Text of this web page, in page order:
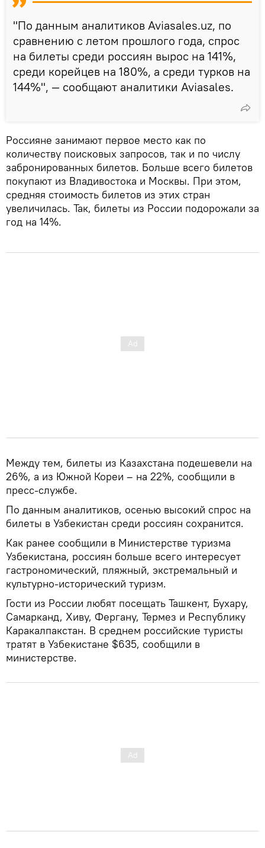
"По данным аналитиков Aviasales.uz, по
сравнению с летом прошлого года, спрос
на билеты среди россиян вырос на 141%,
среди корейцев на 180%, а среди турков на
144%", — сообщают аналитики Aviasales.
Россияне занимают первое место как по
количеству поисковых запросов, так и по числу
забронированных билетов. Больше всего билетов
покупают из Владивостока и Москвы. При этом,
средняя стоимость билетов из этих стран
увеличилась. Так, билеты из России подорожали за
год на 14%.
Между тем, билеты из Казахстана подешевели на
26%, а из Южной Кореи – на 22%, сообщили в
пресс-службе.
По данным аналитиков, осенью высокий спрос на
билеты в Узбекистан среди россиян сохранится.
Как ранее сообщили в Министерстве туризма
Узбекистана, россиян больше всего интересует
гастрономический, пляжный, экстремальный и
культурно-исторический туризм.
Гости из России любят посещать Ташкент, Бухару,
Самарканд, Хиву, Фергану, Термез и Республику
Каракалпакстан. В среднем российские туристы
тратят в Узбекистане $635, сообщили в
министерстве.